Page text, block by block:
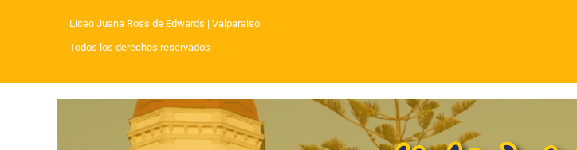
Liceo Juana Ross de Edwards | Valparaiso
Todos los derechos reservados